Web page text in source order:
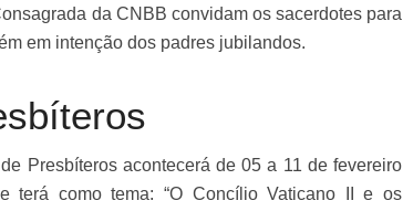
da CNBB convidam os sacerdotes para
em intenção dos padres jubilandos.
Presbíteros acontecerá de 05 a 11 de fevereiro
terá como tema: “O Concílio Vaticano II e os